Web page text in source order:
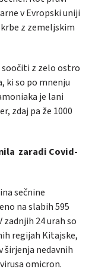
v Evropski uniji
z zemeljskim
soočiti z zelo ostro
ki so po mnenju
je lani
zdaj pa že 1000
zaradi Covid-
sečnine
na slabih 595
24 urah so
regijah Kitajske,
širjenja nedavnih
omicron.